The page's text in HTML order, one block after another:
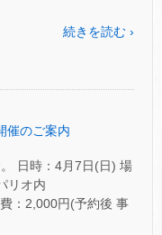
続きを読む ›
催のご案内
日時：4月7日(日) 場
リオ内
：2,000円(予約後 事